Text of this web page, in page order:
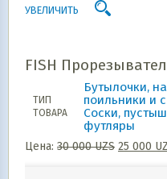
УВЕЛИЧИТЬ
FISH
ТИП
ТОВАРА
Бутылочки,
поильники и
Соски,
футляры
Цена: 30 000UZS 25 000